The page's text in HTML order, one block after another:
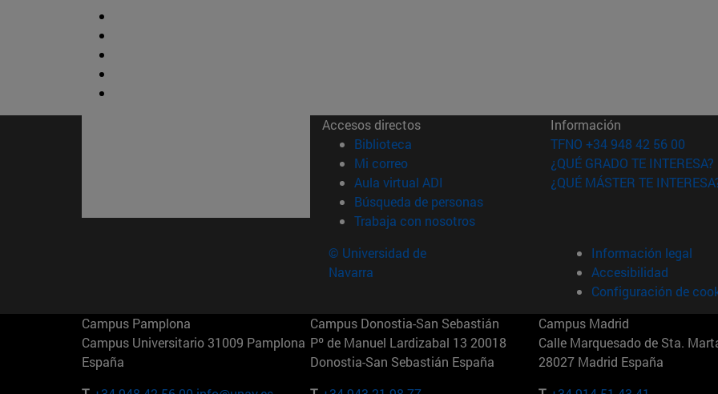
Accesos directos
Biblioteca (abre en nueva ventana)
Mi correo(abre en nueva ventana)
Aula virtual ADI (abre en nueva ventana)
Búsqueda de personas(abre en nueva ventana)
Trabaja con nosotros(abre en nueva ventana)
Información
TFNO +34 948 42 56 00
¿QUÉ GRADO TE INTERESA?
¿QUÉ MÁSTER TE
© Universidad de
Navarra
Información legal
Accesibilidad
Configuración de
Campus Pamplona
Campus Universitario 31009 Pamplona
España
Campus Donostia-San Sebastián
Pº de Manuel Lardizabal 13 20018
Donostia-San Sebastián España
Campus Madrid
Calle Marquesado de Sta.
28027 Madrid España